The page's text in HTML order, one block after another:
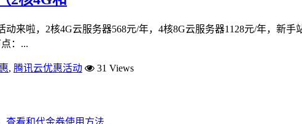
来啦，2核4G云服务器568元/年，4核8G云服务器1128元/年，新
：...
, 腾讯云优惠活动 31 Views
查看和代金券使用方法